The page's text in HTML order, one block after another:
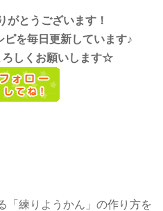
がとうございます！
を毎日更新しています♪
ろしくお願いします☆
「練りようかん」の作り方を